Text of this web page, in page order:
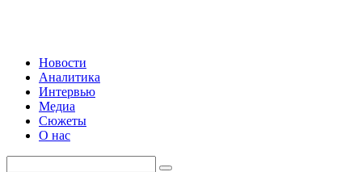
Новости
Аналитика
Интервью
Медиа
Сюжеты
О нас